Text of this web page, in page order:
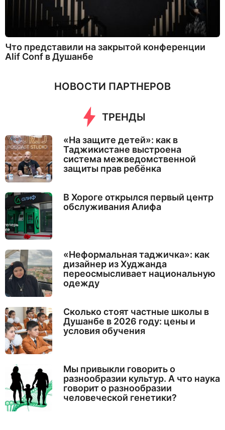
Что представили на закрытой конференции
Alif Conf в Душанбе
НОВОСТИ ПАРТНЕРОВ
ТРЕНДЫ
«На защите детей»: как в
Таджикистане выстроена
система межведомственной
защиты прав ребёнка
В Хороге открылся первый центр
обслуживания Алифа
«Неформальная таджичка»: как
дизайнер из Худжанда
переосмысливает национальную
одежду
Сколько стоят частные школы в
Душанбе в 2026 году: цены и
условия обучения
Мы привыкли говорить о
разнообразии культур. А что наука
говорит о разнообразии
человеческой генетики?